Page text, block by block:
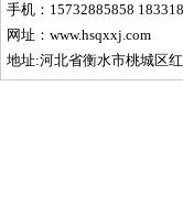
手机：15732885858
网址：www.hsqxxj.com
地址:河北省衡水市桃城区